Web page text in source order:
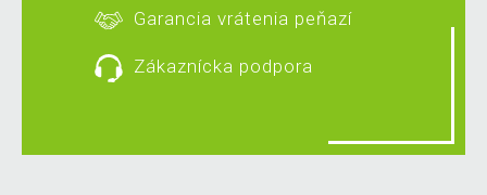
Garancia vrátenia peňazí
Zákaznícka podpora